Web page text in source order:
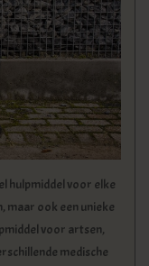
hulpmiddel voor elke
maar ook een unieke
voor artsen,
medische